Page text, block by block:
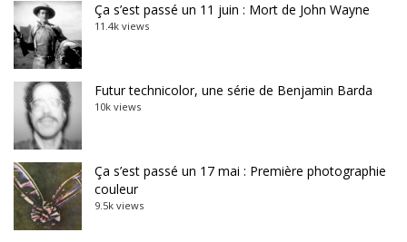
Ça s’est passé un 11 juin : Mort de John Wayne
11.4k views
Futur technicolor, une série de Benjamin Barda
10k views
Ça s’est passé un 17 mai : Première photographie
couleur
9.5k views